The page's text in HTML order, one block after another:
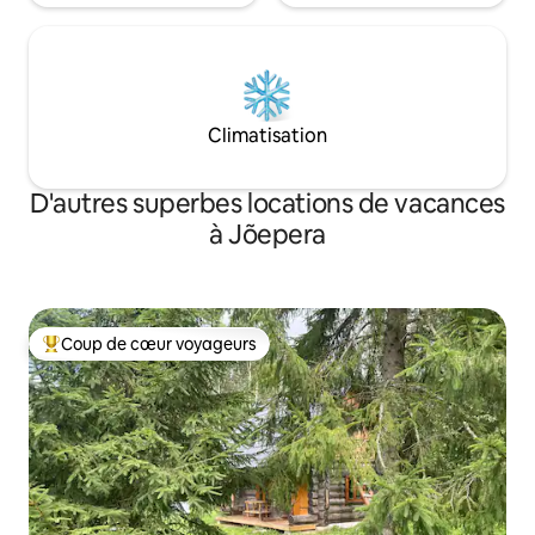
Climatisation
D'autres superbes locations de vacances
à Jõepera
Coup de cœur voyageurs parmi les plus aimés
Coup de cœur voyageurs